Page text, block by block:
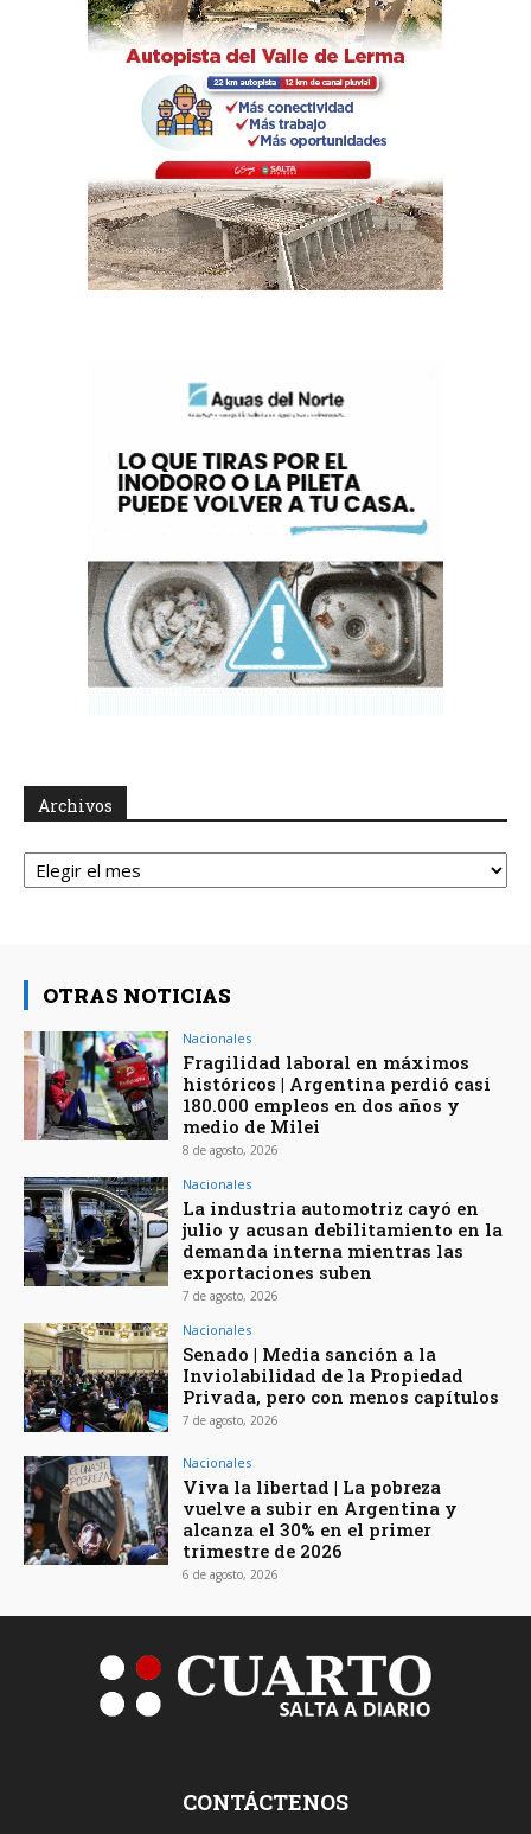
Archivos
Archivos
OTRAS NOTICIAS
Nacionales
Fragilidad laboral en máximos
históricos | Argentina perdió casi
180.000 empleos en dos años y
medio de Milei
8 de agosto, 2026
Nacionales
La industria automotriz cayó en
julio y acusan debilitamiento en la
demanda interna mientras las
exportaciones suben
7 de agosto, 2026
Nacionales
Senado | Media sanción a la
Inviolabilidad de la Propiedad
Privada, pero con menos capítulos
7 de agosto, 2026
Nacionales
Viva la libertad | La pobreza
vuelve a subir en Argentina y
alcanza el 30% en el primer
trimestre de 2026
6 de agosto, 2026
CONTÁCTENOS